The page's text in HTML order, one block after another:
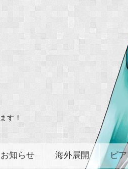
す！
お知らせ 海外展開 ピ